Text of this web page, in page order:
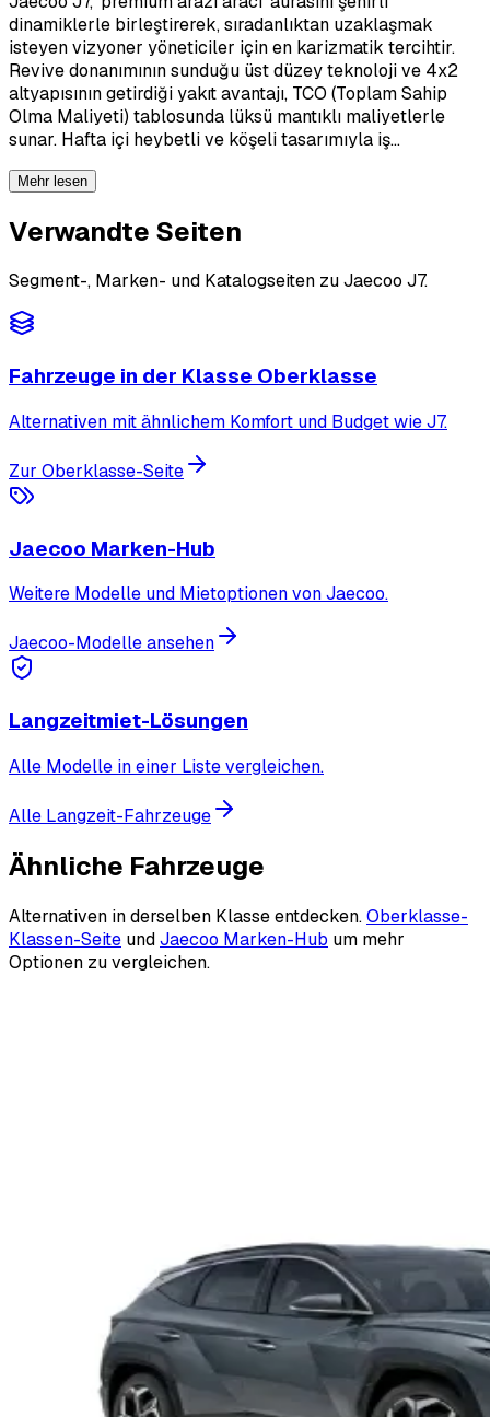
dinamiklerle birleştirerek, sıradanlıktan uzaklaşmak
isteyen vizyoner yöneticiler için en karizmatik tercihtir.
Revive donanımının sunduğu üst düzey teknoloji ve 4x2
altyapısının getirdiği yakıt avantajı, TCO (Toplam Sahip
Olma Maliyeti) tablosunda lüksü mantıklı maliyetlerle
sunar. Hafta içi heybetli ve köşeli tasarımıyla iş…
Mehr lesen
Verwandte Seiten
Segment-, Marken- und Katalogseiten zu Jaecoo J7.
Fahrzeuge in der Klasse Oberklasse
Alternativen mit ähnlichem Komfort und Budget wie J7.
Zur Oberklasse-Seite
Jaecoo Marken-Hub
Weitere Modelle und Mietoptionen von Jaecoo.
Jaecoo-Modelle ansehen
Langzeitmiet-Lösungen
Alle Modelle in einer Liste vergleichen.
Alle Langzeit-Fahrzeuge
Ähnliche Fahrzeuge
Alternativen in derselben Klasse entdecken.Oberklasse-
Klassen-Seite undJaecoo Marken-Hub um mehr
Optionen zu vergleichen.